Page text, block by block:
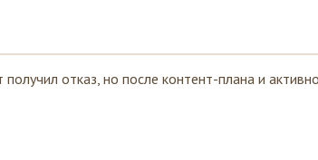
отказ, но после контент-плана и